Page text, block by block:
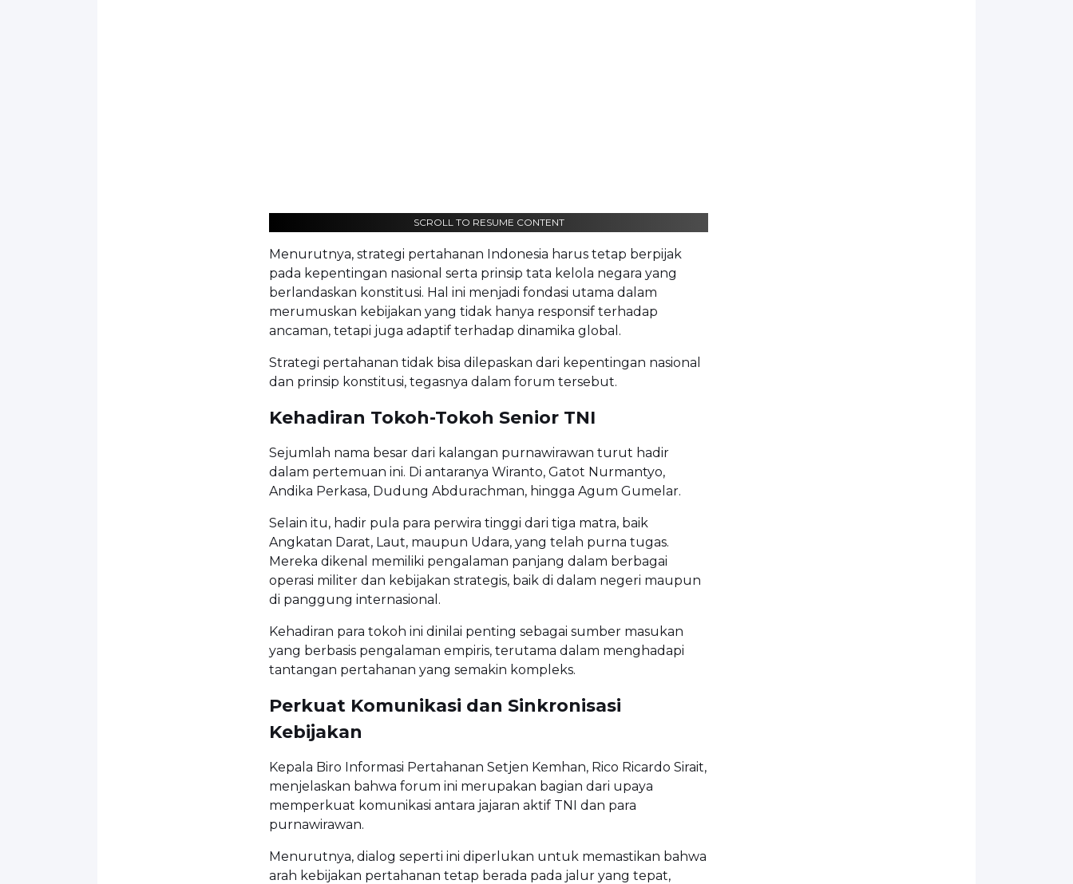
SCROLL TO RESUME CONTENT
Menurutnya, strategi pertahanan Indonesia harus tetap berpijak
pada kepentingan nasional serta prinsip tata kelola negara yang
berlandaskan konstitusi. Hal ini menjadi fondasi utama dalam
merumuskan kebijakan yang tidak hanya responsif terhadap
ancaman, tetapi juga adaptif terhadap dinamika global.
Strategi pertahanan tidak bisa dilepaskan dari kepentingan nasional
dan prinsip konstitusi, tegasnya dalam forum tersebut.
Kehadiran Tokoh-Tokoh Senior TNI
Sejumlah nama besar dari kalangan purnawirawan turut hadir
dalam pertemuan ini. Di antaranya Wiranto, Gatot Nurmantyo,
Andika Perkasa, Dudung Abdurachman, hingga Agum Gumelar.
Selain itu, hadir pula para perwira tinggi dari tiga matra, baik
Angkatan Darat, Laut, maupun Udara, yang telah purna tugas.
Mereka dikenal memiliki pengalaman panjang dalam berbagai
operasi militer dan kebijakan strategis, baik di dalam negeri maupun
di panggung internasional.
Kehadiran para tokoh ini dinilai penting sebagai sumber masukan
yang berbasis pengalaman empiris, terutama dalam menghadapi
tantangan pertahanan yang semakin kompleks.
Perkuat Komunikasi dan Sinkronisasi
Kebijakan
Kepala Biro Informasi Pertahanan Setjen Kemhan, Rico Ricardo Sirait,
menjelaskan bahwa forum ini merupakan bagian dari upaya
memperkuat komunikasi antara jajaran aktif TNI dan para
purnawirawan.
Menurutnya, dialog seperti ini diperlukan untuk memastikan bahwa
arah kebijakan pertahanan tetap berada pada jalur yang tepat,